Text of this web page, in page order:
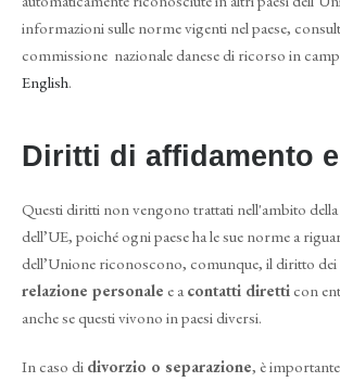
informazioni sulle norme vigenti nel paese,
commissione nazionale danese di ricorso in
English.
Diritti di affidamento
Questi diritti non vengono trattati nell'ambito della
dell’UE, poiché ogni paese ha le sue norme a
dell’Unione riconoscono, comunque, il diritto
relazione personale e acontatti diretticon
anche se questi vivono in paesi diversi.
In caso di divorzio o separazione, è